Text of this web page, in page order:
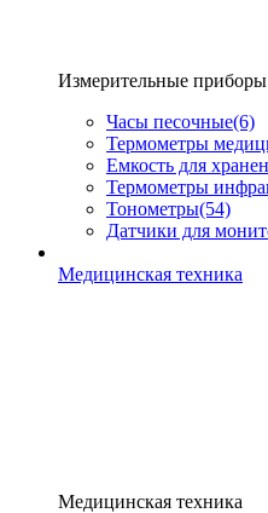
Измерительные приборы
Часы песочные(6)
Термометры
Емкость для
Термометры
Тонометры(54)
Датчики для
Медицинская техника
Медицинская техника